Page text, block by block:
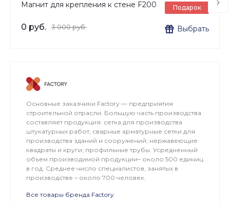
Магнит для крепления к стене F200
0 руб. 3 000 руб.
Подарок
Выбрать
Основные заказчики Factory — предприятия
строительной отрасли. Большую часть производства
составляет продукция: сетка для производства
штукатурных работ, сварные арматурные сетки для
производства зданий и сооружений; нержавеющие
квадраты и круги; профильные трубы. Усредненный
объем производимой продукции– около 500 единиц
в год. Среднее число специалистов, занятых в
производстве – около 700 человек.
Все товары бренда Factory